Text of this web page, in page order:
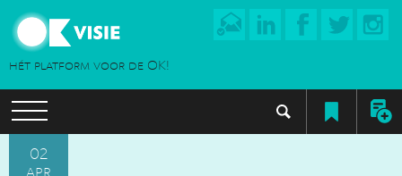
hét platform voor de OK!
02
apr